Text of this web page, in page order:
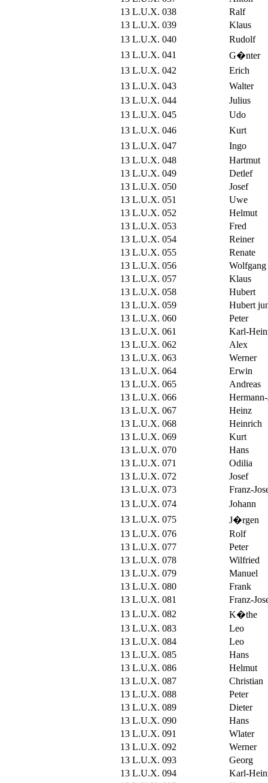
13 L.U.X. 038
Ralf
13 L.U.X. 039
Klaus
13 L.U.X. 040
Rudolf
13 L.U.X. 041
G�nter
13 L.U.X. 042
Erich
13 L.U.X. 043
Walter
13 L.U.X. 044
Julius
13 L.U.X. 045
Udo
13 L.U.X. 046
Kurt
13 L.U.X. 047
Ingo
13 L.U.X. 048
Hartmut
13 L.U.X. 049
Detlef
13 L.U.X. 050
Josef
13 L.U.X. 051
Uwe
13 L.U.X. 052
Helmut
13 L.U.X. 053
Fred
13 L.U.X. 054
Reiner
13 L.U.X. 055
Renate
13 L.U.X. 056
Wolfgang
13 L.U.X. 057
Klaus
13 L.U.X. 058
Hubert
13 L.U.X. 059
Hubert
13 L.U.X. 060
Peter
13 L.U.X. 061
Karl-
13 L.U.X. 062
Alex
13 L.U.X. 063
Werner
13 L.U.X. 064
Erwin
13 L.U.X. 065
Andreas
13 L.U.X. 066
13 L.U.X. 067
Heinz
13 L.U.X. 068
Heinrich
13 L.U.X. 069
Kurt
13 L.U.X. 070
Hans
13 L.U.X. 071
Odilia
13 L.U.X. 072
Josef
13 L.U.X. 073
Franz-
13 L.U.X. 074
Johann
13 L.U.X. 075
J�rgen
13 L.U.X. 076
Rolf
13 L.U.X. 077
Peter
13 L.U.X. 078
Wilfried
13 L.U.X. 079
Manuel
13 L.U.X. 080
Frank
13 L.U.X. 081
Franz-
13 L.U.X. 082
K�the
13 L.U.X. 083
Leo
13 L.U.X. 084
Leo
13 L.U.X. 085
Hans
13 L.U.X. 086
Helmut
13 L.U.X. 087
Christian
13 L.U.X. 088
Peter
13 L.U.X. 089
Dieter
13 L.U.X. 090
Hans
13 L.U.X. 091
Wlater
13 L.U.X. 092
Werner
13 L.U.X. 093
Georg
13 L.U.X. 094
Karl-